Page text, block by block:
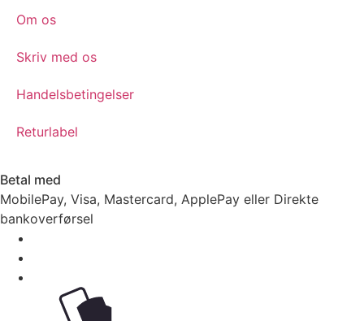
Om os
Skriv med os
Handelsbetingelser
Returlabel
Betal med
MobilePay, Visa, Mastercard, ApplePay eller Direkte
bankoverførsel